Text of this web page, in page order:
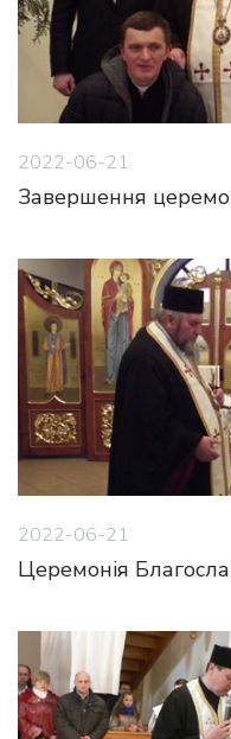
2022-06-21
Завершення
2022-06-21
Церемонія